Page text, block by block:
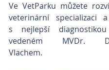
Ve VetParku můžete
veterinární specializaci
s nejlepší
vedeném MVDr.
Vlachem.